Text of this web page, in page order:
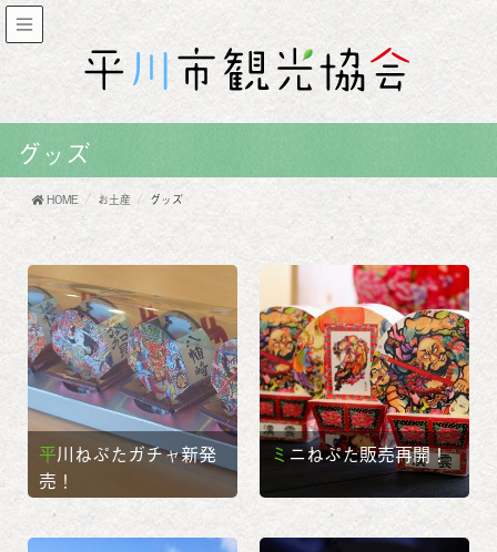
グッズ
HOME お土産 グッズ
平川ねぷたガチャ新発
売！
ミニねぷた販売再開！